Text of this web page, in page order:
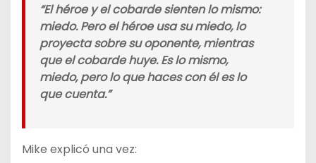
“El héroe y el cobarde sienten lo mismo:
miedo. Pero el héroe usa su miedo, lo
proyecta sobre su oponente, mientras
que el cobarde huye. Es lo mismo,
miedo, pero lo que haces con él es lo
que cuenta.”
Mike explicó una vez: